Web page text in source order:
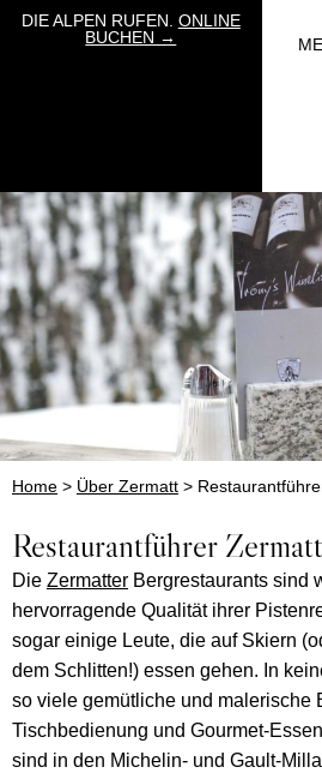
DIE ALPEN RUFEN. ONLINE
BUCHEN →
Home > Über Zermatt >
Restaurantführer
Die Zermatter Bergrestaurants sind
hervorragende Qualität ihrer
sogar einige Leute, die auf Skiern
dem Schlitten!) essen gehen. In
so viele gemütliche und malerische
Tischbedienung und Gourmet-
sind in den Michelin- und Gault-